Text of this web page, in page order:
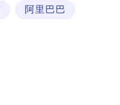
阿里巴巴